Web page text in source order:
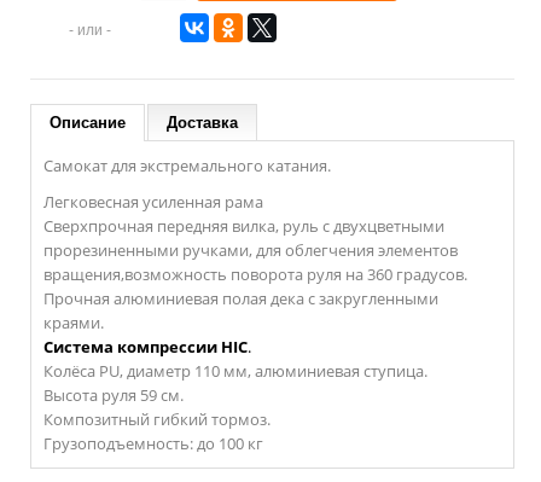
- или -
Описание Доставка
Самокат для экстремального катания.
Легковесная усиленная рама
Сверхпрочная передняя вилка, руль с двухцветными
прорезиненными ручками, для облегчения элементов
вращения,возможность поворота руля на 360 градусов.
Прочная алюминиевая полая дека с закругленными
краями.
Система компрессии HIC.
Колёса PU, диаметр 110 мм, алюминиевая ступица.
Высота руля 59 см.
Композитный гибкий тормоз.
Грузоподъемность: до 100 кг